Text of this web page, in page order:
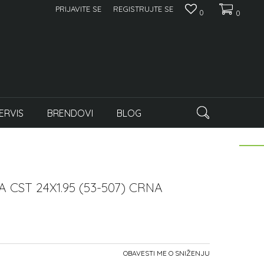
0
0
PRIJAVITE SE REGISTRUJTE SE
BRENDOVI BLOG
CST 24X1.95 (53-507) CRNA
OBAVESTI ME O SNIŽENJU